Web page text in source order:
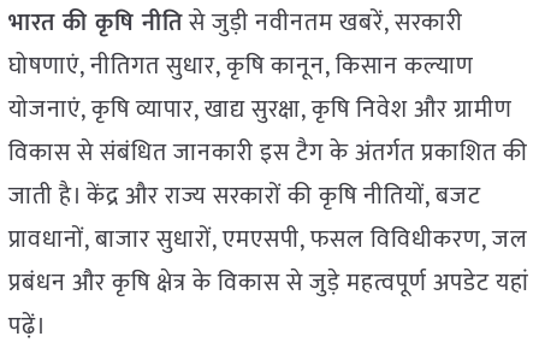
भारत की कृषि नीतिसे जुड़ी नवीनतम खबरें, सरकारी
घोषणाएं, नीतिगत सुधार, कृषि कानून, किसान कल्याण
योजनाएं, कृषि व्यापार, खाद्य सुरक्षा, कृषि निवेश और ग्रामीण
विकास से संबंधित जानकारी इस टैग के अंतर्गत प्रकाशित की
जाती है। केंद्र और राज्य सरकारों की कृषि नीतियों, बजट
प्रावधानों, बाजार सुधारों, एमएसपी, फसल विविधीकरण, जल
प्रबंधन और कृषि क्षेत्र के विकास से जुड़े महत्वपूर्ण अपडेट यहां
पढ़ें।